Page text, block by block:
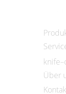
Über